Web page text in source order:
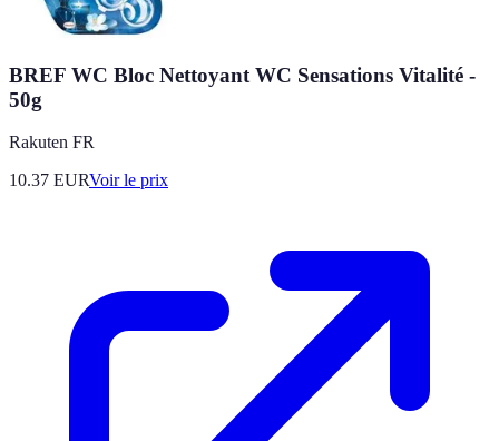
BREF WC Bloc Nettoyant WC Sensations Vitalité -
50g
Rakuten FR
10.37 EURVoir le prix